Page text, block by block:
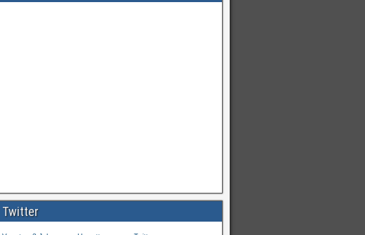
Twitter
ift.tt/wdhtnmI pic.twitter.com/cmFX…
Vor etwa 3 Jahren